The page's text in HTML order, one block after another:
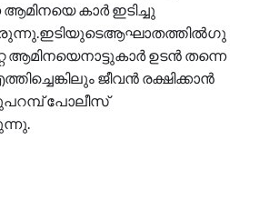
കാർ ഇടിച്ചു
ആമിനയെനാട്ടുകാർ ഉടൻ തന്നെ
ജീവൻ രക്ഷിക്കാൻ
പോലീസ്